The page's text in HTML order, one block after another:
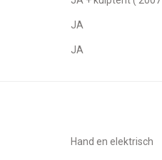
JA
JA
Hand en elektrisch